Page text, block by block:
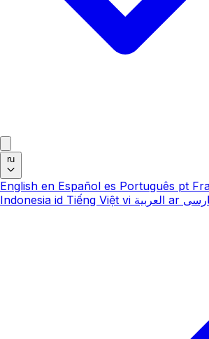
ru
English en Español es Português pt
Indonesia id Tiếng Việt vi العربية ar